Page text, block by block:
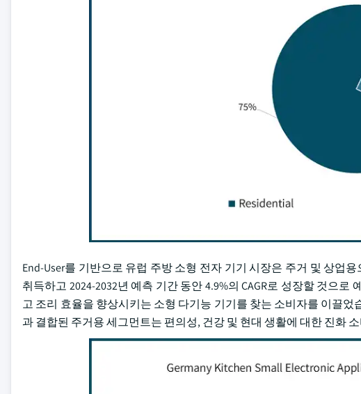
End-User를 기반으로 유럽 주방 소형 전자 기기 시장은 주거 및 상업
취득하고 2024-2032년 예측 기간 동안 4.9%의 CAGR로 성장할 것으
고 조리 효율을 향상시키는 소형 다기능 기기를 찾는 소비자를 이끌
과 결합된 주거용 세그먼트는 편의성, 건강 및 현대 생활에 대한 진화